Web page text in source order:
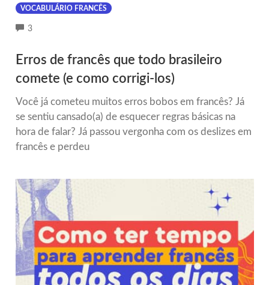
VOCABULÁRIO FRANCÊS
3COMMENTS
Erros de francês que todo brasileiro
comete (e como corrigi-los)
Você já cometeu muitos erros bobos em francês? Já
se sentiu cansado(a) de esquecer regras básicas na
hora de falar? Já passou vergonha com os deslizes em
francês e perdeu